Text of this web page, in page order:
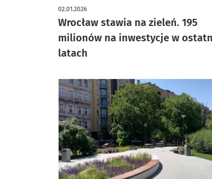
Wrocław stawia na zieleń. 195
milionów na inwestycje w
latach
02.01.2026